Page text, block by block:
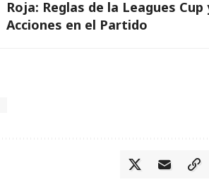
Roja: Reglas de la Leagues Cup
Acciones en el Partido